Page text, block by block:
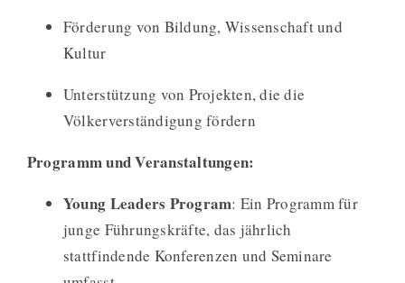
Förderung von Bildung, Wissenschaft und
Kultur
Unterstützung von Projekten, die die
Völkerverständigung fördern
Programm und Veranstaltungen:
Young Leaders Program: Ein Programm für
junge Führungskräfte, das jährlich
stattfindende Konferenzen und Seminare